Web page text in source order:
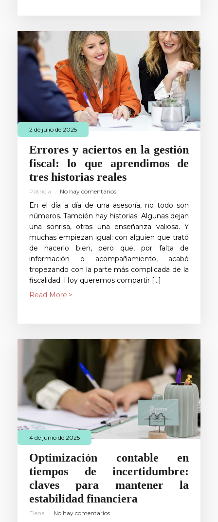
2 de julio de 2025
Errores y aciertos en la gestión
fiscal: lo que aprendimos de
tres historias reales
Patricia No hay comentarios
En el día a día de una asesoría, no todo son
números. También hay historias. Algunas dejan
una sonrisa, otras una enseñanza valiosa. Y
muchas empiezan igual: con alguien que trató
de hacerlo bien, pero que, por falta de
información o acompañamiento, acabó
tropezando con la parte más complicada de la
fiscalidad. Hoy queremos compartir […]
Read More
4 de junio de 2025
Optimización contable en
tiempos de incertidumbre:
claves para mantener la
estabilidad financiera
Elena No hay comentarios